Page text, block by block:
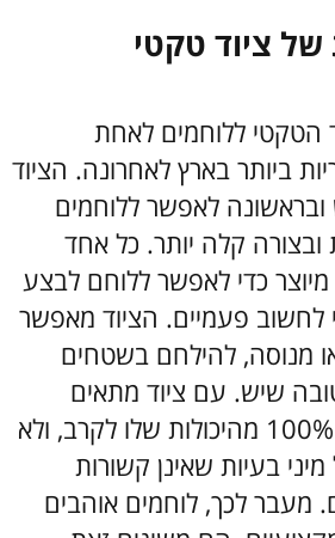
ציוד טקטי
הטקטי ללוחמים לאחת
ביותר בארץ לאחרונה. הציוד
לאפשר ללוחמים
קלה יותר. כל אחד
כדי לאפשר ללוחם לבצע
לחשוב פעמיים. הציוד מאפשר
מנוסה, להילחם בשטחים
שיש. עם ציוד מתאים
הלוחם יכול להביא 100% מהיכולות שלו לקרב, ולא
בעיות שאינן קשורות
מעבר לכך, לוחמים אוהבים